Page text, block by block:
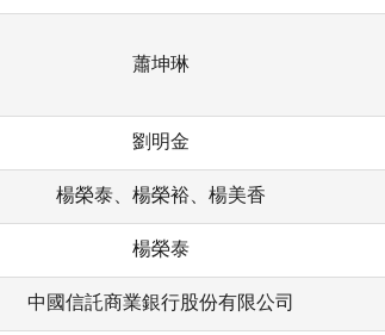
蕭坤琳
劉明金
楊榮泰、楊榮裕、楊美香
楊榮泰
中國信託商業銀行股份有限公司